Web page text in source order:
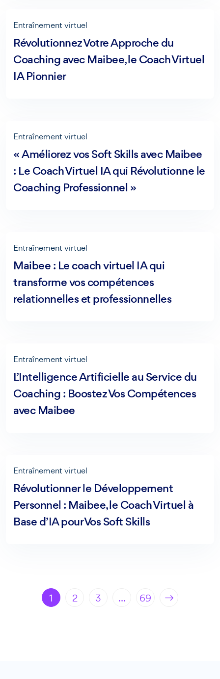
Entraînement virtuel
Révolutionnez Votre Approche du
Coaching avec Maibee, le Coach Virtuel
IA Pionnier
Entraînement virtuel
« Améliorez vos Soft Skills avec Maibee
: Le Coach Virtuel IA qui Révolutionne le
Coaching Professionnel »
Entraînement virtuel
Maibee : Le coach virtuel IA qui
transforme vos compétences
relationnelles et professionnelles
Entraînement virtuel
L’Intelligence Artificielle au Service du
Coaching : Boostez Vos Compétences
avec Maibee
Entraînement virtuel
Révolutionner le Développement
Personnel : Maibee, le Coach Virtuel à
Base d’IA pour Vos Soft Skills
1 2 3 … 69